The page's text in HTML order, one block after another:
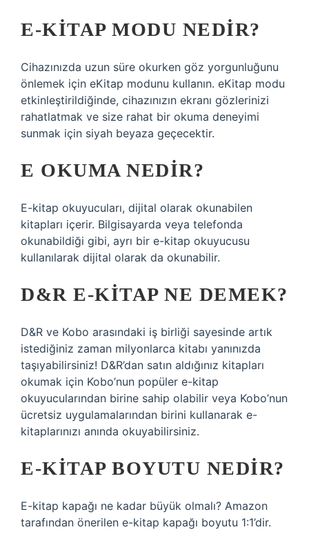
E-KITAP MODU NEDIR?
Cihazınızda uzun süre okurken göz yorgunluğunu
önlemek için eKitap modunu kullanın. eKitap modu
etkinleştirildiğinde, cihazınızın ekranı gözlerinizi
rahatlatmak ve size rahat bir okuma deneyimi
sunmak için siyah beyaza geçecektir.
E OKUMA NEDIR?
E-kitap okuyucuları, dijital olarak okunabilen
kitapları içerir. Bilgisayarda veya telefonda
okunabildiği gibi, ayrı bir e-kitap okuyucusu
kullanılarak dijital olarak da okunabilir.
D&R E-KITAP NE DEMEK?
D&R ve Kobo arasındaki iş birliği sayesinde artık
istediğiniz zaman milyonlarca kitabı yanınızda
taşıyabilirsiniz! D&R’dan satın aldığınız kitapları
okumak için Kobo’nun popüler e-kitap
okuyucularından birine sahip olabilir veya Kobo’nun
ücretsiz uygulamalarından birini kullanarak e-
kitaplarınızı anında okuyabilirsiniz.
E-KITAP BOYUTU NEDIR?
E-kitap kapağı ne kadar büyük olmalı? Amazon
tarafından önerilen e-kitap kapağı boyutu 1:1’dir.